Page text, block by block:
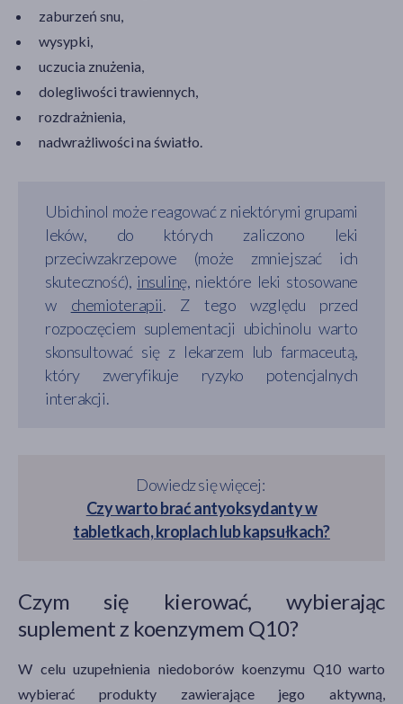
zaburzeń snu,
wysypki,
uczucia znużenia,
dolegliwości trawiennych,
rozdrażnienia,
nadwrażliwości na światło.
Ubichinol może reagować z niektórymi grupami
leków, do których zaliczono leki
przeciwzakrzepowe (może zmniejszać ich
skuteczność), insulinę, niektóre leki stosowane
w chemioterapii. Z tego względu przed
rozpoczęciem suplementacji ubichinolu warto
skonsultować się z lekarzem lub farmaceutą,
który zweryfikuje ryzyko potencjalnych
interakcji.
Dowiedz się więcej:
Czy warto brać antyoksydanty w
tabletkach, kroplach lub kapsułkach?
Czym się kierować, wybierając
suplement z koenzymem Q10?
W celu uzupełnienia niedoborów koenzymu Q10 warto
wybierać produkty zawierające jego aktywną,